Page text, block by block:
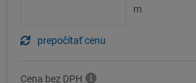
m
prepočítať cenu
Cena bez DPH